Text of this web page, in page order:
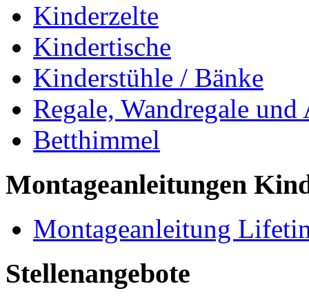
Kinderzelte
Kindertische
Kinderstühle / Bänke
Regale, Wandregale
Betthimmel
Montageanleitungen
Montageanleitung
Stellenangebote